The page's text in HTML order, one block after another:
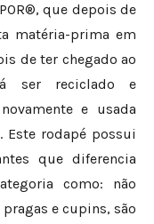
que depois de
matéria-prima em
de ter chegado ao
ser reciclado e
e usada
Este rodapé possui
que diferencia
como: não
e cupins, são